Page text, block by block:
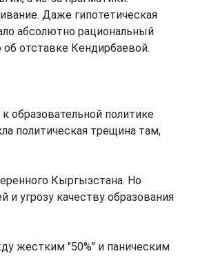
Даже гипотетическая
абсолютно рациональный
отставке Кендирбаевой.
образовательной политике
политическая трещина там,
Кыргызстана. Но
и угрозу качеству образования
жестким "50%" и паническим